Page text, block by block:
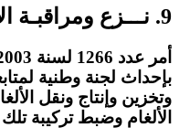
9. نـــزع ومراقبـة الأسلحـة
بإحداث لجنة وطنية
وتخزين وإنتاج ونقل
الألغام وضبط تركيبة